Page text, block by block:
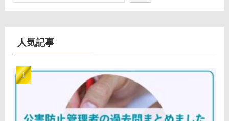
人気記事